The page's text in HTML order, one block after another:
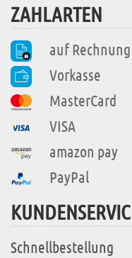
ZAHLARTEN
auf Rechnung
Vorkasse
MasterCard
VISA
amazon pay
PayPal
Schnellbestellung